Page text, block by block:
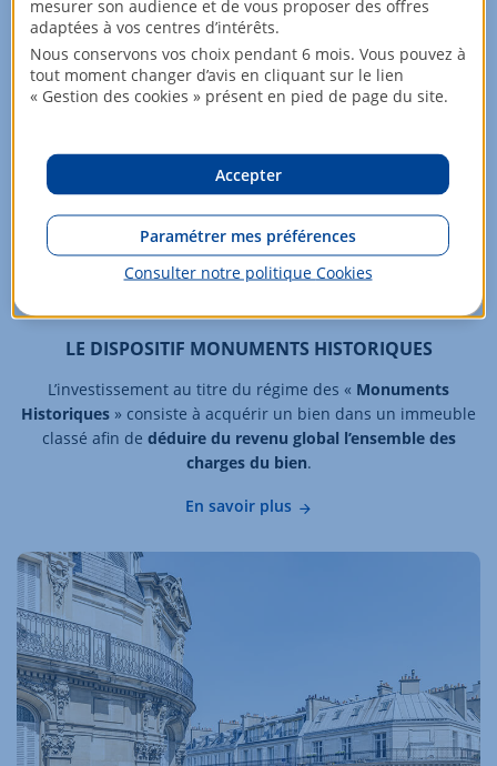
LE DISPOSITIF MONUMENTS HISTORIQUES
L’investissement au titre du régime des « Monuments
Historiques » consiste à acquérir un bien dans un immeuble
classé afin de déduire du revenu global l’ensemble des
charges du bien.
En savoir plus
mesurer son audience et de vous proposer des offres
adaptées à vos centres d’intérêts.
Nous conservons vos choix pendant 6 mois. Vous pouvez à
tout moment changer d’avis en cliquant sur le lien
« Gestion des cookies » présent en pied de page du site.
Accepter
Paramétrer mes préférences
Consulter notre politique Cookies